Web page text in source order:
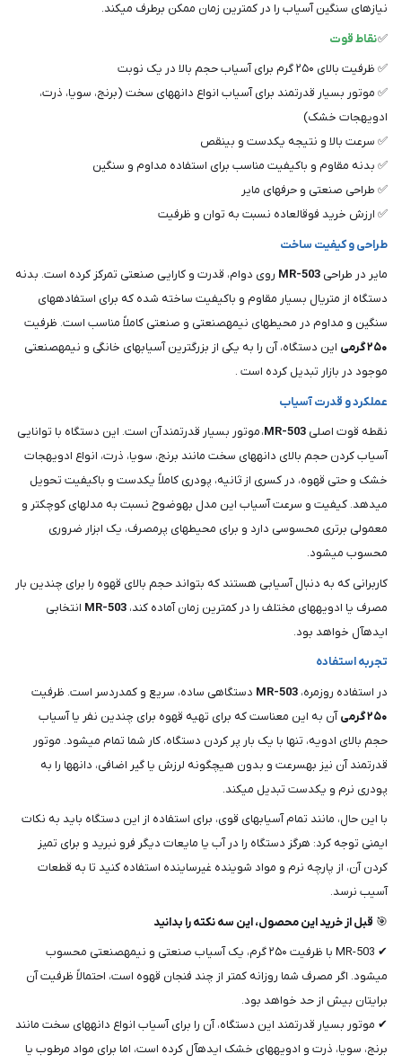
نیازهای سنگین آسیاب را در کمترین زمان ممکن برطرف میکند.
✅نقاط قوت
✅ ظرفیت بالای ۲۵۰ گرم برای آسیاب حجم بالا در یک نوبت
✅ موتور بسیار قدرتمند برای آسیاب انواع دانههای سخت (برنج، سویا، ذرت،
ادویهجات خشک)
✅ سرعت بالا و نتیجه یکدست و بینقص
✅ بدنه مقاوم و باکیفیت مناسب برای استفاده مداوم و سنگین
✅ طراحی صنعتی و حرفهای مایر
✅ ارزش خرید فوقالعاده نسبت به توان و ظرفیت
طراحی و کیفیت ساخت
مایر در طراحی MR-503 روی دوام، قدرت و کارایی صنعتی تمرکز کرده است. بدنه
دستگاه از متریال بسیار مقاوم و باکیفیت ساخته شده که برای استفادههای
سنگین و مداوم در محیطهای نیمهصنعتی و صنعتی کاملاً مناسب است. ظرفیت
۲۵۰ گرمی
این دستگاه، آن را به یکی از بزرگترین آسیابهای خانگی و نیمهصنعتی
موجود در بازار تبدیل کرده است .
عملکرد و قدرت آسیاب
نقطه قوت اصلی MR-503، موتور بسیار قدرتمند آن است. این دستگاه با توانایی
آسیاب کردن حجم بالای دانههای سخت مانند برنج، سویا، ذرت، انواع ادویهجات
خشک و حتی قهوه، در کسری از ثانیه، پودری کاملاً یکدست و باکیفیت تحویل
میدهد. کیفیت و سرعت آسیاب این مدل بهوضوح نسبت به مدلهای کوچکتر و
معمولی برتری محسوسی دارد و برای محیطهای پرمصرف، یک ابزار ضروری
محسوب میشود.
کاربرانی که به دنبال آسیابی هستند که بتواند حجم بالای قهوه را برای چندین بار
مصرف یا ادویههای مختلف را در کمترین زمان آماده کند، MR-503 انتخابی
ایدهآل خواهد بود.
تجربه استفاده
در استفاده روزمره، MR-503 دستگاهی ساده، سریع و کمدردسر است. ظرفیت
۲۵۰ گرمی
آن به این معناست که برای تهیه قهوه برای چندین نفر یا آسیاب
حجم بالای ادویه، تنها با یک بار پر کردن دستگاه، کار شما تمام میشود. موتور
قدرتمند آن نیز بهسرعت و بدون هیچگونه لرزش یا گیر اضافی، دانهها را به
پودری نرم و یکدست تبدیل میکند.
با این حال، مانند تمام آسیابهای قوی، برای استفاده از این دستگاه باید به نکات
ایمنی توجه کرد: هرگز دستگاه را در آب یا مایعات دیگر فرو نبرید و برای تمیز
کردن آن، از پارچه نرم و مواد شوینده غیرساینده استفاده کنید تا به قطعات
آسیب نرسد.
🎯 قبل از خرید این محصول، این سه نکته را بدانید
✔ MR-503 با ظرفیت ۲۵۰ گرم، یک آسیاب صنعتی و نیمهصنعتی محسوب
میشود. اگر مصرف شما روزانه کمتر از چند فنجان قهوه است، احتمالاً ظرفیت آن
برایتان بیش از حد خواهد بود.
✔ موتور بسیار قدرتمند این دستگاه، آن را برای آسیاب انواع دانههای سخت مانند
برنج، سویا، ذرت و ادویههای خشک ایدهآل کرده است، اما برای مواد مرطوب یا